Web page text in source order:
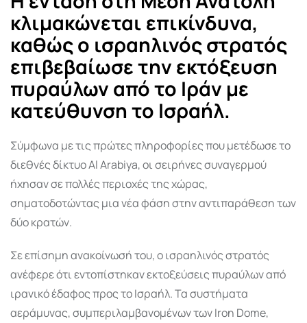
κλιμακώνεται επικίνδυνα,
καθώς ο ισραηλινός στρατός
επιβεβαίωσε την εκτόξευση
πυραύλων από το Ιράν με
κατεύθυνση το Ισραήλ.
Σύμφωνα με τις πρώτες πληροφορίες που μετέδωσε το
διεθνές δίκτυο Al Arabiya, οι σειρήνες συναγερμού
ήχησαν σε πολλές περιοχές της χώρας,
σηματοδοτώντας μια νέα φάση στην αντιπαράθεση των
δύο κρατών.
Σε επίσημη ανακοίνωσή του, ο ισραηλινός στρατός
ανέφερε ότι εντοπίστηκαν εκτοξεύσεις πυραύλων από
ιρανικό έδαφος προς το Ισραήλ. Τα συστήματα
αεράμυνας, συμπεριλαμβανομένων των Iron Dome,